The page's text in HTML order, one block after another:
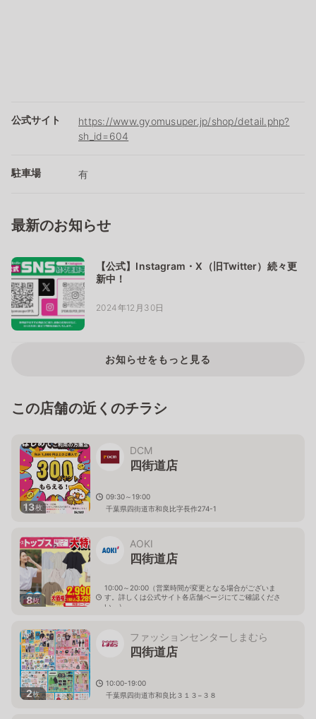
公式サイト
https://www.gyomusuper.jp/shop/detail.php?
sh_id=604
駐車場 有
最新のお知らせ
【公式】Instagram・X（旧Twitter）続々更
新中！
2024年12月30日
お知らせをもっと見る
この店舗の近くのチラシ
13枚
DCM
四街道店
09:30～19:00
千葉県四街道市和良比字長作274-1
8枚
AOKI
四街道店
10:00～20:00（営業時間が変更となる場合がございま
す。詳しくは公式サイト各店舗ページにてご確認くださ
い。）
2枚
ファッションセンターしまむら
四街道店
10:00-19:00
千葉県四街道市和良比３１３−３８